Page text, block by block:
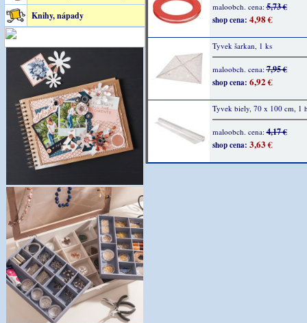
Knihy, nápady
maloobch. cena:5,73 €
shop cena: 4,98 €
Tyvek šarkan, 1 ks
maloobch. cena:7,95 €
shop cena: 6,92 €
Tyvek biely, 70 x 100 cm, 1
maloobch. cena:4,17 €
shop cena: 3,63 €